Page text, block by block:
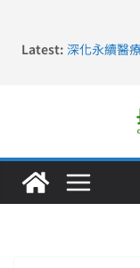
Latest: 深化永續醫
長庚科大訪
仁德醫專
長庚科大連